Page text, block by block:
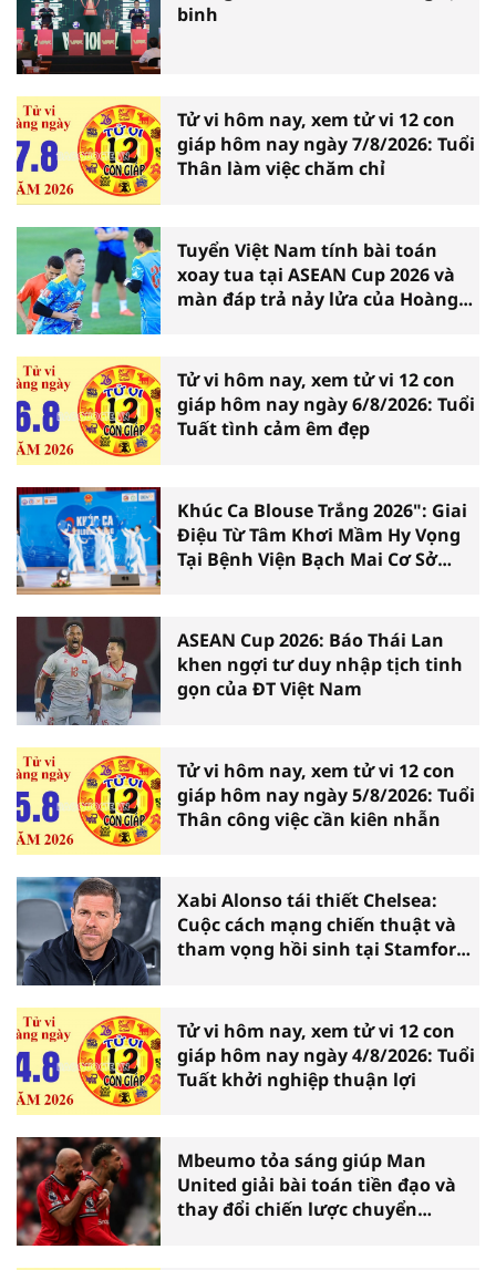
binh
Tử vi hôm nay, xem tử vi 12 con
giáp hôm nay ngày 7/8/2026: Tuổi
Thân làm việc chăm chỉ
Tuyển Việt Nam tính bài toán
xoay tua tại ASEAN Cup 2026 và
màn đáp trả nảy lửa của Hoàng
Tử vi hôm nay, xem tử vi 12 con
giáp hôm nay ngày 6/8/2026: Tuổi
Tuất tình cảm êm đẹp
Khúc Ca Blouse Trắng 2026": Giai
Điệu Từ Tâm Khơi Mầm Hy Vọng
Tại Bệnh Viện Bạch Mai Cơ Sở
ASEAN Cup 2026: Báo Thái Lan
khen ngợi tư duy nhập tịch tinh
gọn của ĐT Việt Nam
Tử vi hôm nay, xem tử vi 12 con
giáp hôm nay ngày 5/8/2026: Tuổi
Thân công việc cần kiên nhẫn
Xabi Alonso tái thiết Chelsea:
Cuộc cách mạng chiến thuật và
tham vọng hồi sinh tại Stamford
Tử vi hôm nay, xem tử vi 12 con
giáp hôm nay ngày 4/8/2026: Tuổi
Tuất khởi nghiệp thuận lợi
Mbeumo tỏa sáng giúp Man
United giải bài toán tiền đạo và
thay đổi chiến lược chuyển